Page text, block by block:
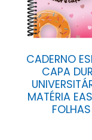
CADERNO
CAPA
MATÉRIA
FOLHAS